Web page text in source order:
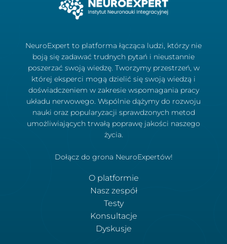
NeuroExpert to platforma łącząca ludzi, którzy nie
boją się zadawać trudnych pytań i nieustannie
poszerzać swoją wiedzę. Tworzymy przestrzeń, w
której eksperci mogą dzielić się swoją wiedzą i
doświadczeniem w zakresie wspomagania pracy
układu nerwowego. Wspólnie dążymy do rozwoju
nauki oraz popularyzacji sprawdzonych metod
umożliwiających trwałą poprawę jakości naszego
życia.
Dołącz do grona NeuroExpertów!
O platformie
Nasz zespół
Testy
Konsultacje
Dyskusje